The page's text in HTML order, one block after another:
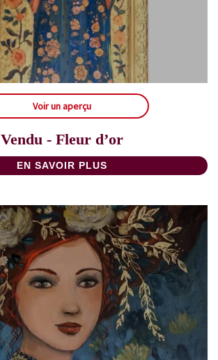
Voir un aperçu
Vendu - Fleur d’or
EN SAVOIR PLUS